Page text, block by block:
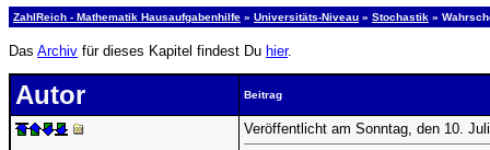
ZahlReich - Mathematik Hausaufgabenhilfe » Universitäts-Niveau » Stochastik »
Das Archiv für dieses Kapitel findest Du hier.
Autor Beitrag
Veröffentlicht am Sonntag, den 10.